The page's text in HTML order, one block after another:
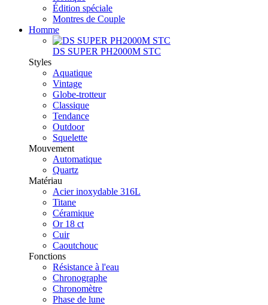
Édition spéciale
Montres de Couple
Homme
DS SUPER PH2000M STC
Styles
Aquatique
Vintage
Globe-trotteur
Classique
Tendance
Outdoor
Squelette
Mouvement
Automatique
Quartz
Matériau
Acier inoxydable 316L
Titane
Céramique
Or 18 ct
Cuir
Caoutchouc
Fonctions
Résistance à l'eau
Chronographe
Chronomètre
Phase de lune